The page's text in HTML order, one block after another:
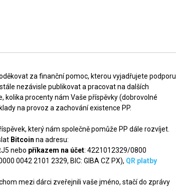
za finanční pomoc, kterou vyjadřujete podporu
nezávisle publikovat a pracovat na dalších
kolika procenty nám Vaše příspěvky (dobrovolné
na provoz a zachování existence PP.
který nám společně pomůže PP dále rozvíjet.
Bitcoin na adresu:
nebo příkazem na účet: 4221012329/0800
0042 2101 2329, BIC: GIBA CZ PX), QR platby
mezi dárci zveřejnili vaše jméno, stačí do zprávy